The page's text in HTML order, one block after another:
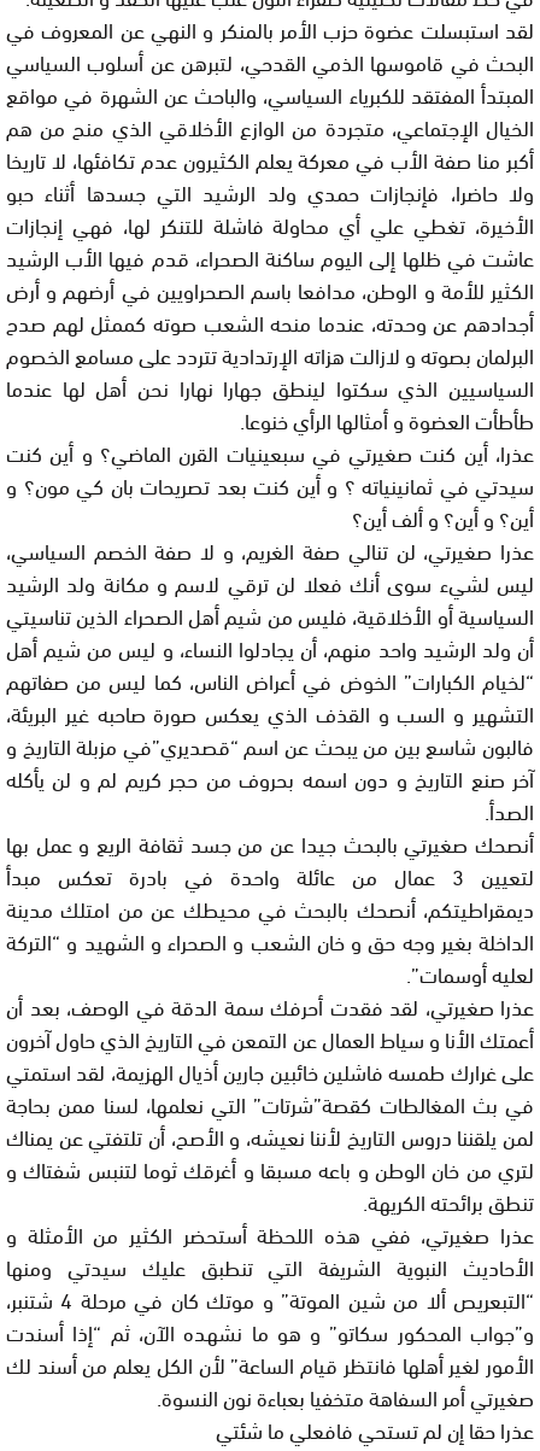
لقد استبسلت عضوة حزب الأمر بالمنكر و النهي عن المعروف في
البحث في قاموسها الذمي القدحي، لتبرهن عن أسلوب السياسي
المبتدأ المفتقد للكبرياء السياسي، والباحث عن الشهرة في مواقع
الخيال الإجتماعي، متجردة من الوازع الأخلاقي الذي منح من هم
أكبر منا صفة الأب في معركة يعلم الكثيرون عدم تكافئها، لا تاريخا
ولا حاضرا، فإنجازات حمدي ولد الرشيد التي جسدها أثناء حبو
الأخيرة، تغطي علي أي محاولة فاشلة للتنكر لها، فهي إنجازات
عاشت في ظلها إلى اليوم ساكنة الصحراء، قدم فيها الأب الرشيد
الكثير للأمة و الوطن، مدافعا باسم الصحراويين في أرضهم و أرض
أجدادهم عن وحدته، عندما منحه الشعب صوته كممثل لهم صدح
البرلمان بصوته و لازالت هزاته الإرتدادية تتردد على مسامع الخصوم
السياسيين الذي سكتوا لينطق جهارا نهارا نحن أهل لها عندما
طأطأت العضوة و أمثالها الرأي خنوعا.
عذرا، أين كنت صغيرتي في سبعينيات القرن الماضي؟ و أين كنت
سيدتي في ثمانينياته ؟ و أين كنت بعد تصريحات بان كي مون؟ و
أين؟ و أين؟ و ألف أين؟
عذرا صغيرتي، لن تنالي صفة الغريم، و لا صفة الخصم السياسي،
ليس لشيء سوى أنك فعلا لن ترقي لاسم و مكانة ولد الرشيد
السياسية أو الأخلاقية، فليس من شيم أهل الصحراء الذين تناسيتي
أن ولد الرشيد واحد منهم، أن يجادلوا النساء، و ليس من شيم أهل
“لخيام الكبارات” الخوض في أعراض الناس، كما ليس من صفاتهم
التشهير و السب و القذف الذي يعكس صورة صاحبه غير البريئة،
فالبون شاسع بين من يبحث عن اسم “قصديري”في مزبلة التاريخ و
آخر صنع التاريخ و دون اسمه بحروف من حجر كريم لم و لن يأكله
الصدأ.
أنصحك صغيرتي بالبحث جيدا عن من جسد ثقافة الريع و عمل بها
لتعيين 3 عمال من عائلة واحدة في بادرة تعكس مبدأ
ديمقراطيتكم، أنصحك بالبحث في محيطك عن من امتلك مدينة
الداخلة بغير وجه حق و خان الشعب و الصحراء و الشهيد و “التركة
لعليه أوسمات”.
عذرا صغيرتي، لقد فقدت أحرفك سمة الدقة في الوصف، بعد أن
أعمتك الأنا و سياط العمال عن التمعن في التاريخ الذي حاول آخرون
على غرارك طمسه فاشلين خائبين جارين أذيال الهزيمة، لقد استمتي
في بث المغالطات كقصة”شرتات” التي نعلمها، لسنا ممن بحاجة
لمن يلقننا دروس التاريخ لأننا نعيشه، و الأصح، أن تلتفتي عن يمناك
لتري من خان الوطن و باعه مسبقا و أغرقك ثوما لتنبس شفتاك و
تنطق برائحته الكريهة.
عذرا صغيرتي، ففي هذه اللحظة أستحضر الكثير من الأمثلة و
الأحاديث النبوية الشريفة التي تنطبق عليك سيدتي ومنها
“التبعريص ألا من شين الموتة” و موتك كان في مرحلة 4 شتنبر،
و”جواب المحكور سكاتو” و هو ما نشهده الآن، ثم “إذا أسندت
الأمور لغير أهلها فانتظر قيام الساعة” لأن الكل يعلم من أسند لك
صغيرتي أمر السفاهة متخفيا بعباءة نون النسوة.
عذرا حقا إن لم تستحي فافعلي ما شئتي